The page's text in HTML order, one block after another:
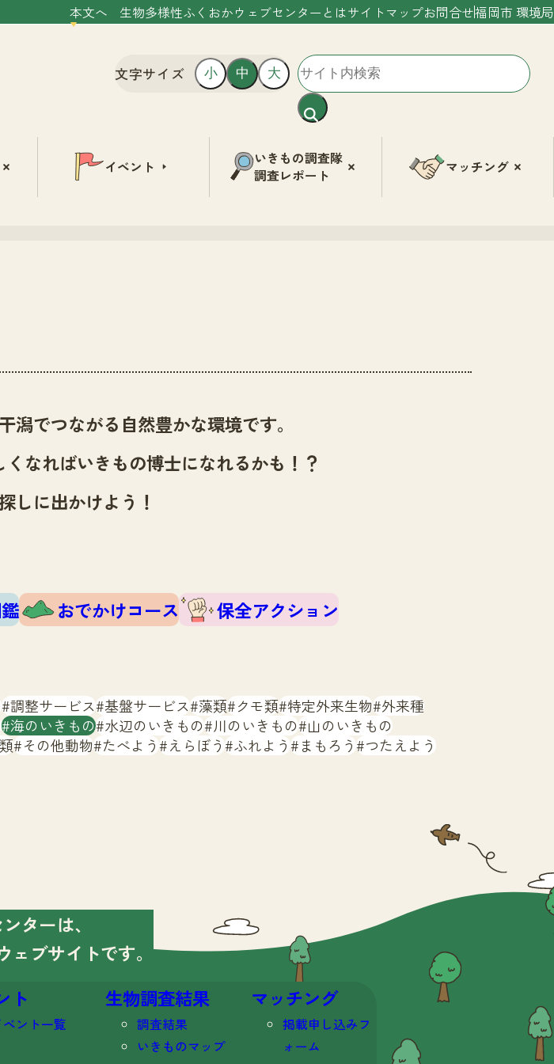
本文へ 生物多様性ふくおかウェブセンターとはサイトマップお問合せ福岡市 環境局
文字サイズ 小 中 大
イベント
いきもの調査隊
調査レポート
マッチング
でつながる自然豊かな環境です。
なればいきもの博士になれるかも！？
しに出かけよう！
おでかけコース
保全アクション
調整サービス 基盤サービス 藻類 クモ類 特定外来生物 外来種
海のいきもの 水辺のいきもの 川のいきもの 山のいきもの
その他動物 たべよう えらぼう ふれよう まもろう つたえよう
ターは、
ェブサイトです。
ト
ベント一覧
生物調査結果
調査結果
いきものマップ
マッチング
掲載申し込みフ
ォーム